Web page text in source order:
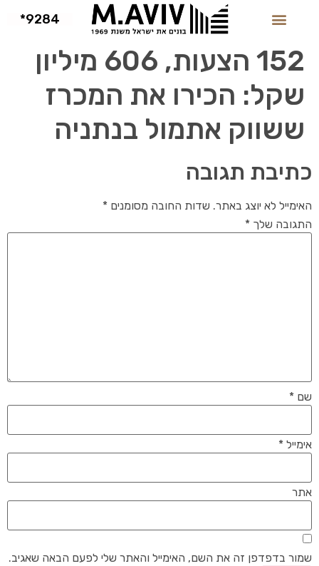
9284*
152 הצעות, 606 מיליון
שקל: הכירו את המכרז
ששווק אתמול בנתניה
כתיבת תגובה
האימייל לא יוצג באתר. שדות החובה מסומנים *
התגובה שלך *
שם *
אימייל *
אתר
שמור בדפדפן זה את השם, האימייל והאתר שלי לפעם הבאה שאגיב.